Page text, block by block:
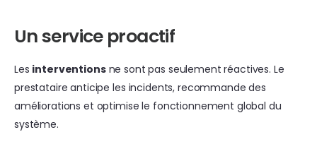
Un service proactif
Les interventionsne sont pas seulement réactives. Le
prestataire anticipe les incidents, recommande des
améliorations et optimise le fonctionnement global du
système.